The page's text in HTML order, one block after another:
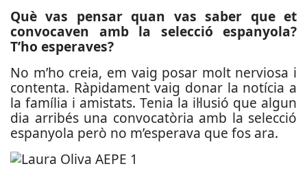
Què vas pensar quan vas saber que et
convocaven amb la selecció espanyola?
T’ho esperaves?
No m’ho creia, em vaig posar molt nerviosa i
contenta. Ràpidament vaig donar la notícia a
la família i amistats. Tenia la il·lusió que algun
dia arribés una convocatòria amb la selecció
espanyola però no m’esperava que fos ara.